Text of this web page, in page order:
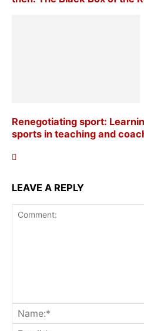
Renegotiating sport:
sports in teaching and
LEAVE A REPLY